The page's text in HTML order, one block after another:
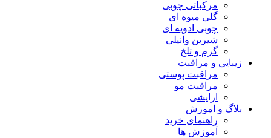
مرکباتی چوبی
گلی میوه ای
چوبی ادویه ای
شیرین وانیلی
گرم و تلخ
زیبایی و مراقبت
مراقبت پوستی
مراقبت مو
ارایشی
بلاگ و اموزش
راهنمای خرید
آموزش ها